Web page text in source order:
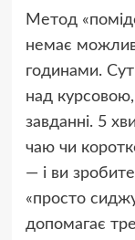
Метод
немає
годинами.
над
завданні. 5
чаю чи
— і ви
«просто
допомагає